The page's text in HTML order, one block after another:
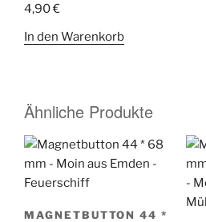
4,90€
In den Warenkorb
Ähnliche Produkte
MAGNETBUTTON 44 *